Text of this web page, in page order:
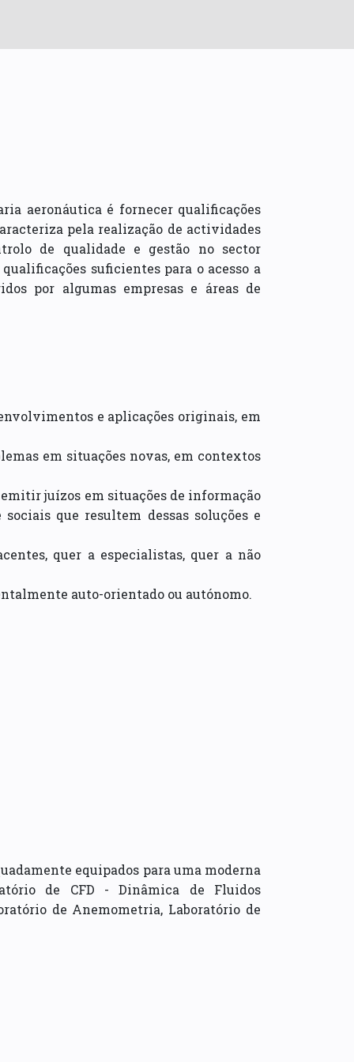
aeronáutica é fornecer qualificações
pela realização de actividades
de qualidade e gestão no sector
suficientes para o acesso a
por algumas empresas e áreas de
e aplicações originais, em
em situações novas, em contextos
juízos em situações de informação
que resultem dessas soluções e
quer a especialistas, quer a não
auto-orientado ou autónomo.
equipados para uma moderna
de CFD - Dinâmica de Fluidos
de Anemometria, Laboratório de